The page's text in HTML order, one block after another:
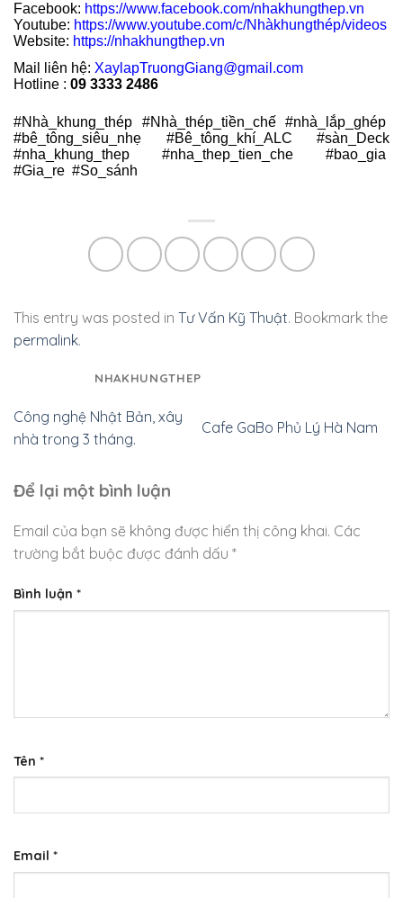
Facebook: https://www.facebook.com/nhakhungthep.vn
Youtube: https://www.youtube.com/c/Nhàkhungthép/videos
Website: https://nhakhungthep.vn
Mail liên hệ: XaylapTruongGiang@gmail.com
Hotline : 09 3333 2486
#Nhà_khung_thép #Nhà_thép_tiền_chế #nhà_lắp_ghép
#bê_tông_siêu_nhẹ #Bê_tông_khí_ALC #sàn_Deck
#nha_khung_thep #nha_thep_tien_che #bao_gia
#Gia_re #So_sánh
This entry was posted in Tư Vấn Kỹ Thuật. Bookmark the
permalink.
NHAKHUNGTHEP
Công nghệ Nhật Bản, xây
nhà trong 3 tháng.
Cafe GaBo Phủ Lý Hà Nam
Để lại một bình luận
Email của bạn sẽ không được hiển thị công khai. Các
trường bắt buộc được đánh dấu *
Bình luận *
Tên *
Email *